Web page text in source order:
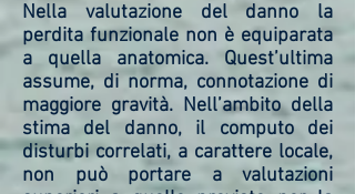
Nella valutazione del danno la
perdita funzionale non è equiparata
a quella anatomica. Quest’ultima
assume, di norma, connotazione di
maggiore gravità. Nell’ambito della
stima del danno, il computo dei
disturbi correlati, a carattere locale,
non può portare a valutazioni